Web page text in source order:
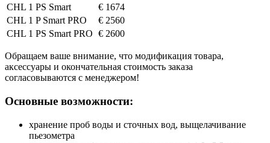
CHL 1 PS Smart
€ 1674
CHL 1 P SmartPRO
€ 2560
CHL 1 PS SmartPRO € 2600
Обращаем ваше внимание, что модификация товара,
аксессуары и окончательная стоимость заказа
согласовываются с менеджером!
Основные возможности:
хранение проб воды и сточных вод, выщелачивание
пьезометра